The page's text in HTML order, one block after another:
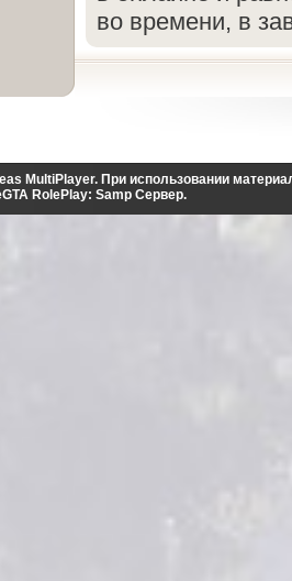
во времени, в
MultiPlayer. При использовании
RolePlay: Samp Сервер.